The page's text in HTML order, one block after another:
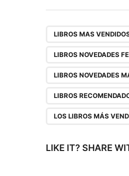
P
n
i
LIBROS MAS
LIBROS NOVEDADES
LIBROS NOVEDADES
LIBROS
LOS LIBROS MÁS
LIKE IT? SHARE